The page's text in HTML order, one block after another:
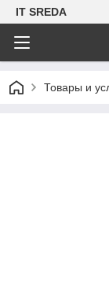
IT SREDA
Товары и